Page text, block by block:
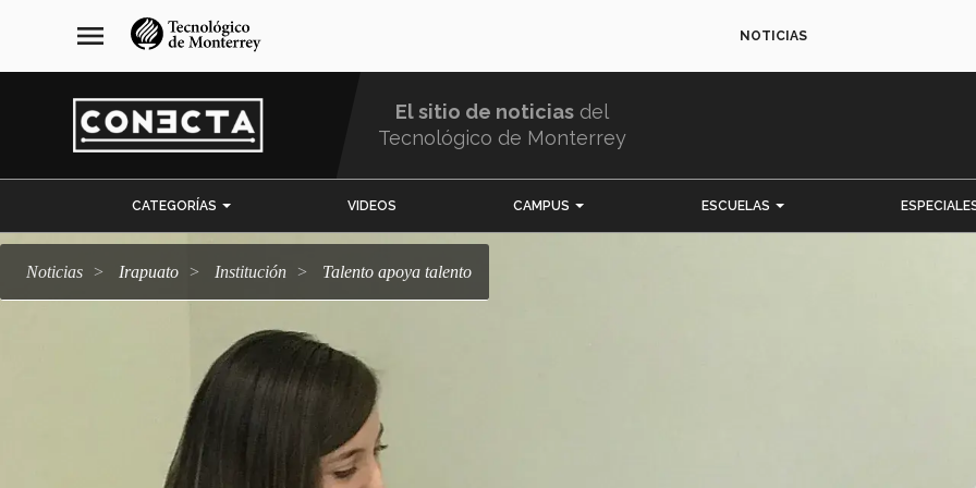
navegación
principal
menu NOTICIAS
El sitio de noticias del
Tecnológico de Monterrey
CATEGORÍAS VIDEOS CAMPUS ESCUELAS
Noticias Irapuato Institución Talento apoya talento